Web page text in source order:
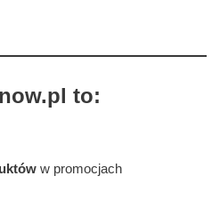
to:
w promocjach